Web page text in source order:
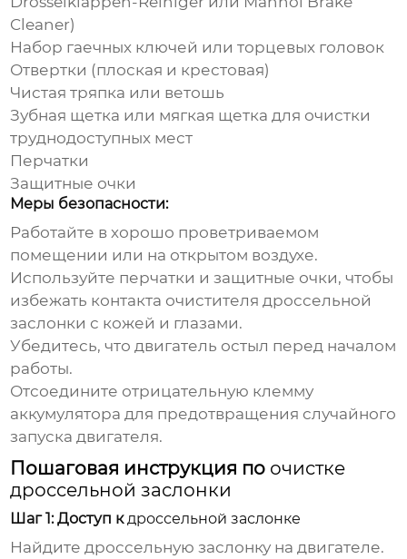
Cleaner)
Набор гаечных ключей или торцевых головок
Отвертки (плоская и крестовая)
Чистая тряпка или ветошь
Зубная щетка или мягкая щетка для очистки
труднодоступных мест
Перчатки
Защитные очки
Меры безопасности:
Работайте в хорошо проветриваемом
помещении или на открытом воздухе.
Используйте перчатки и защитные очки, чтобы
избежать контакта очистителя дроссельной
заслонки с кожей и глазами.
Убедитесь, что двигатель остыл перед началом
работы.
Отсоедините отрицательную клемму
аккумулятора для предотвращения случайного
запуска двигателя.
Пошаговая инструкция по очистке
дроссельной заслонки
Шаг 1: Доступ кдроссельной заслонке
Найдитедроссельную заслонку на двигателе.